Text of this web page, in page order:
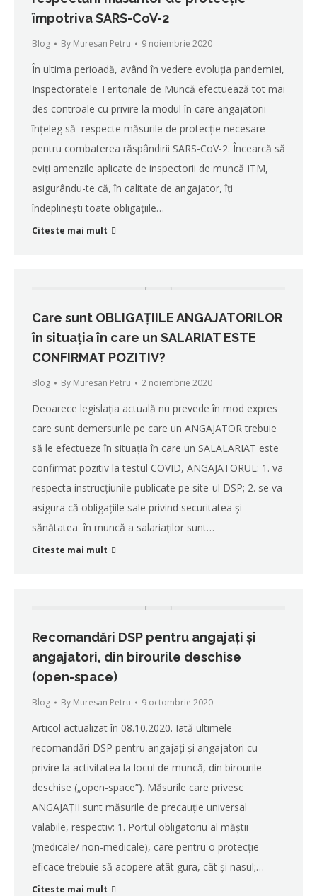
împotriva SARS-CoV-2
Blog By Muresan Petru 9 noiembrie 2020
În ultima perioadă, având în vedere evoluția pandemiei,
Inspectoratele Teritoriale de Muncă efectuează tot mai
des controale cu privire la modul în care angajatorii
înțeleg să respecte măsurile de protecție necesare
pentru combaterea răspândirii SARS-CoV-2. Încearcă să
eviți amenzile aplicate de inspectorii de muncă ITM,
asigurându-te că, în calitate de angajator, îți
îndeplinești toate obligațiile…
Citeste mai mult
Care sunt OBLIGAȚIILE ANGAJATORILOR
în situația în care un SALARIAT ESTE
CONFIRMAT POZITIV?
Blog By Muresan Petru 2 noiembrie 2020
Deoarece legislația actuală nu prevede în mod expres
care sunt demersurile pe care un ANGAJATOR trebuie
să le efectueze în situația în care un SALALARIAT este
confirmat pozitiv la testul COVID, ANGAJATORUL: 1. va
respecta instrucțiunile publicate pe site-ul DSP; 2. se va
asigura că obligațiile sale privind securitatea și
sănătatea în muncă a salariaților sunt…
Citeste mai mult
Recomandări DSP pentru angajați și
angajatori, din birourile deschise
(open-space)
Blog By Muresan Petru 9 octombrie 2020
Articol actualizat în 08.10.2020. Iată ultimele
recomandări DSP pentru angajați și angajatori cu
privire la activitatea la locul de muncă, din birourile
deschise („open-space”). Măsurile care privesc
ANGAJAȚII sunt măsurile de precauție universal
valabile, respectiv: 1. Portul obligatoriu al măștii
(medicale/ non-medicale), care pentru o protecție
eficace trebuie să acopere atât gura, cât și nasul;…
Citeste mai mult